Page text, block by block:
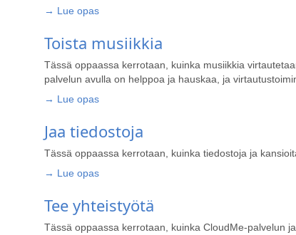
→ Lue opas
Toista musiikkia
Tässä oppaassa kerrotaan, kuinka musiikkia
palvelun avulla on helppoa ja hauskaa, ja
→ Lue opas
Jaa tiedostoja
Tässä oppaassa kerrotaan, kuinka tiedostoja ja
→ Lue opas
Tee yhteistyötä
Tässä oppaassa kerrotaan, kuinka CloudMe-palvelun